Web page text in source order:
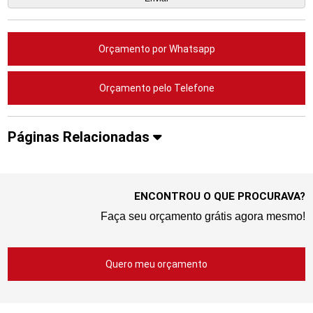
Orçamento por Whatsapp
Orçamento pelo Telefone
Páginas Relacionadas
ENCONTROU O QUE PROCURAVA?
Faça seu orçamento grátis agora mesmo!
Quero meu orçamento